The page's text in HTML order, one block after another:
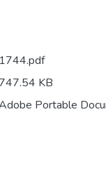
1744.pdf
747.54 KB
Portable